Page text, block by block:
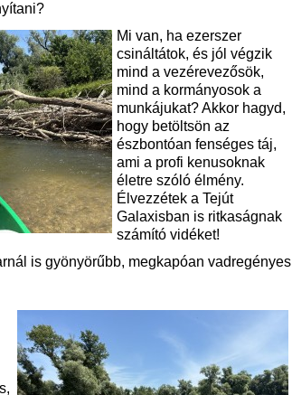
Mi van, ha ezerszer
csináltátok, és jól végzik
mind a vezérevezősök,
mind a kormányosok a
munkájukat? Akkor hagyd,
hogy betöltsön az
észbontóan fenséges táj,
ami a profi kenusoknak
életre szóló élmény.
Élvezzétek a Tejút
Galaxisban is ritkaságnak
számító vidéket!
is gyönyörűbb, megkapóan vadregényes